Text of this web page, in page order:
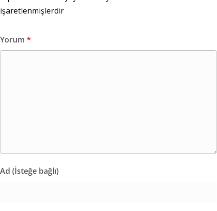
işaretlenmişlerdir
Yorum *
Ad (İsteğe bağlı)